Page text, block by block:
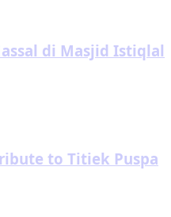
di Masjid Istiqlal
to Titiek Puspa